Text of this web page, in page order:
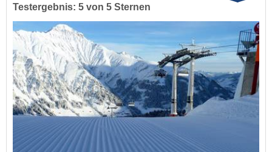
Testergebnis: 5 von 5 Sternen